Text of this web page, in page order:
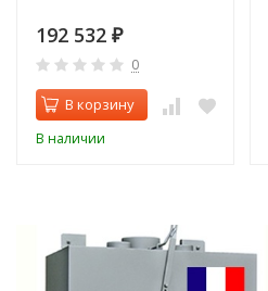
192 532 ₽
0
В корзину
В наличии